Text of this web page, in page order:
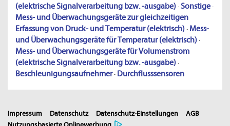
(elektrische Signalverarbeitung bzw. -ausgabe)·Sonstige·
Mess- und Überwachungsgeräte zur gleichzeitigen
Erfassung von Druck- und Temperatur (elektrisch)· Mess-
und Überwachungsgeräte für Temperatur (elektrisch)·
Mess- und Überwachungsgeräte für Volumenstrom
(elektrische Signalverarbeitung bzw. -ausgabe)·
Beschleunigungsaufnehmer· Durchflusssensoren
Impressum Datenschutz Datenschutz-Einstellungen
AGB